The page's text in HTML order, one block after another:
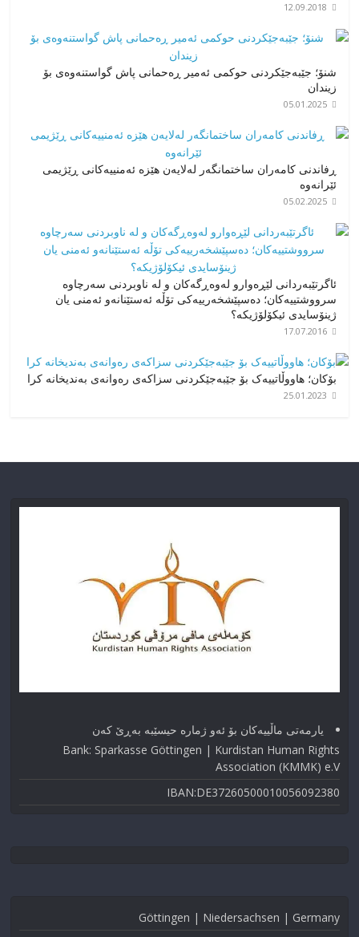
12.09.2018
شنۆ؛ جێبەجێکردنی حوکمی ئەمیر ڕەحمانی پاش گواستنەوەی بۆ
زیندان
05.01.2025
ڕفاندنی کامەران ساختمانگەر لەلایەن هێزە ئەمنییەکانی ڕێژیمی
ئێرانەوە
05.02.2025
ئاگرتێبەردانی لێڕەوارو لەوەڕگەکان و لە ناوبردنی سەرچاوە
سرووشتییەکان؛ دەسپێشخەرییەکی تۆڵە ئەستێنانەو ئەمنی یان
ژینۆسایدی ئیکۆلۆژیکە؟
17.07.2016
بۆکان؛ هاووڵاتییەک بۆ جێبەجێکردنی سزاکەی رەوانەی بەندیخانە کرا
25.01.2023
یارمەتی ماڵییەکان بۆ ئەو ژماره حیسێبە بەڕێ کەن
Bank: Sparkasse Göttingen | Kurdistan Human Rights
Association (KMMK) e.V
IBAN:DE37260500010056092380
Göttingen | Niedersachsen | Germany